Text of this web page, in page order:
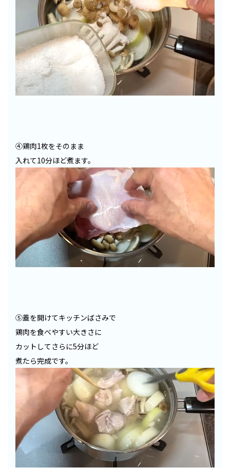
④鶏肉1枚をそのまま
入れて10分ほど煮ます。
⑤蓋を開けてキッチンばさみで
鶏肉を食べやすい大きさに
カットしてさらに5分ほど
煮たら完成です。